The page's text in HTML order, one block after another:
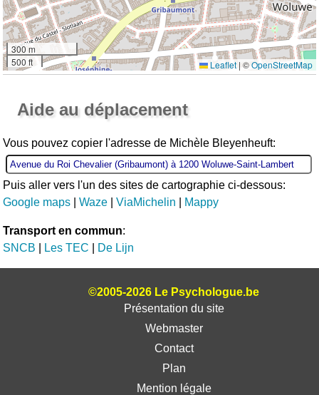
300 m
500 ft
Leaflet | ©OpenStreetMap
Aide au déplacement
Vous pouvez copier l'adresse de Michèle Bleyenheuft:
Puis aller vers l'un des sites de cartographie ci-dessous:
Google maps |Waze |ViaMichelin Mappy
Transport en commun:
SNCB
Les TEC De Lijn
©2005-2026 Le Psychologue.be
Présentation du site
Webmaster
Contact
Plan
Mention légale